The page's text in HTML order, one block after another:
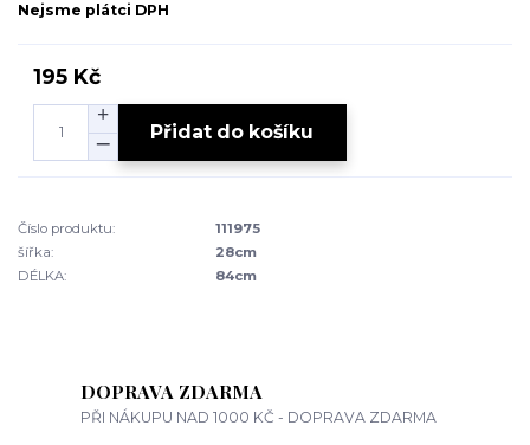
Nejsme plátci DPH
195 Kč
Přidat do košíku
Číslo produktu:
111975
šířka:
28cm
DÉLKA:
84cm
DOPRAVA ZDARMA
PŘI NÁKUPU NAD 1000 KČ - DOPRAVA ZDARMA